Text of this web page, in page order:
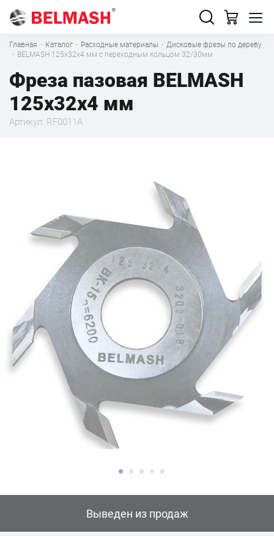
Главная · Каталог · Расходные материалы · Дисковые фрезы по дереву
· BELMASH 125х32х4 мм с переходным кольцом 32/30мм
Фреза пазовая BELMASH
125х32х4 мм
Артикул: RF0011A
Выведен из продаж